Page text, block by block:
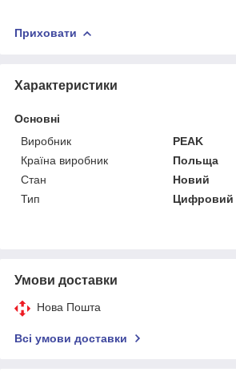
Приховати
Характеристики
Основні
Виробник
PEAK
Країна виробник
Польща
Стан
Новий
Тип
Цифровий
Умови доставки
Нова Пошта
Всі умови доставки